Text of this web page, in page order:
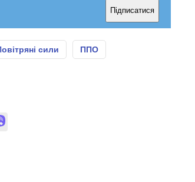
Підписатися
сили ППО